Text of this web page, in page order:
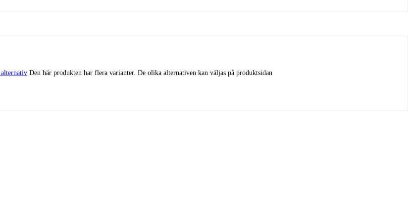
Den här produkten har flera varianter. De olika alternativen kan väljas på produktsidan